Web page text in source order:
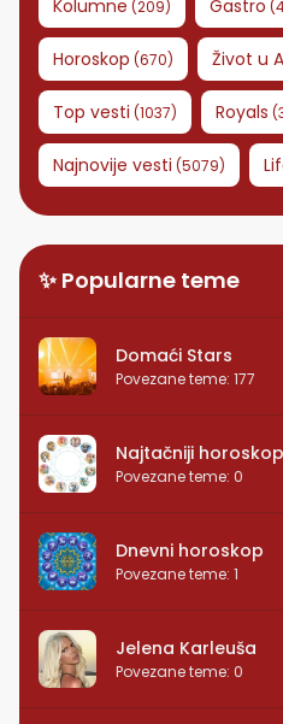
Kolumne (209) Gastro (
Horoskop (670) Život u
Top vesti (1037) Royals (
Najnovije vesti (5079)
✨ Popularne teme
Domaći Stars
Povezane teme: 177
Najtačniji horoskop
Povezane teme: 0
Dnevni horoskop
Povezane teme: 1
Jelena Karleuša
Povezane teme: 0